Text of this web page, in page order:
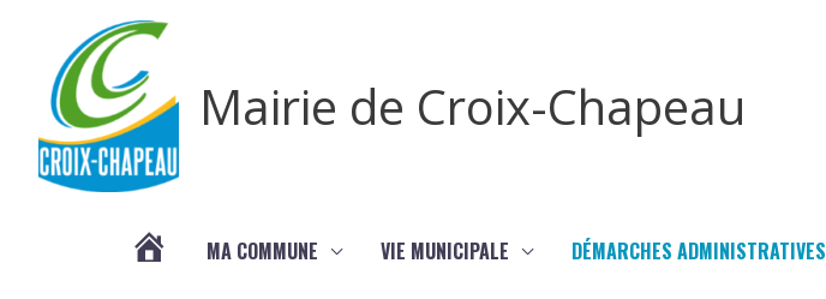
Mairie de Croix-Chapeau
MA COMMUNE VIE MUNICIPALE DÉMARCHES ADMINISTRATIVES